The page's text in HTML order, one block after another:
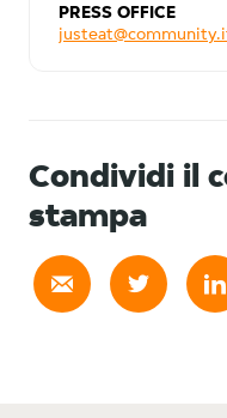
PRESS OFFICE
Condividi il
stampa